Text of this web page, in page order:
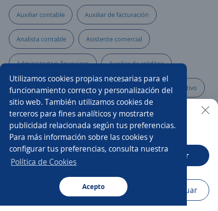
Utilizamos cookies propias necesarias para el
funcionamiento correcto y personalización del
sitio web. También utilizamos cookies de
terceros para fines analíticos y mostrarte
publicidad relacionada según tus preferencias.
Para más información sobre las cookies y
configurar tus preferencias, consulta nuestra
Política de Cookies
Acepto
Buscar Aplicaciones Avisos Favoritos
Auxiliar contable Auxiliar de facturación
Analista contable Asistente comercial
Administrativo financiero Auxiliar de créditos
Auxiliar en crédito y cobranza Asistente/a administrativo
Recepcionista auxiliar administrativo Auxiliar de oficina
Auxiliar de auditoría Auxiliar de compras
Asistente cobranza
Auxiliar inventario
Buscar es más fácil en la app
CT App Abrir
Navegador Continuar